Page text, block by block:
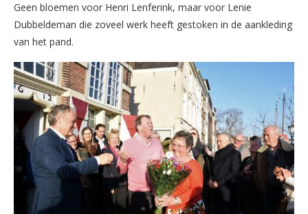
Geen bloemen voor Henri Lenferink, maar voor Lenie
Dubbeldeman die zoveel werk heeft gestoken in de aankleding
van het pand.